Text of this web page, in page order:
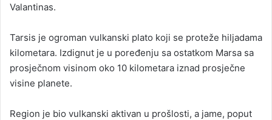
Valantinas.
Tarsis je ogroman vulkanski plato koji se proteže hiljadama
kilometara. Izdignut je u poređenju sa ostatkom Marsa sa
prosječnom visinom oko 10 kilometara iznad prosječne
visine planete.
Region je bio vulkanski aktivan u prošlosti, a jame, poput